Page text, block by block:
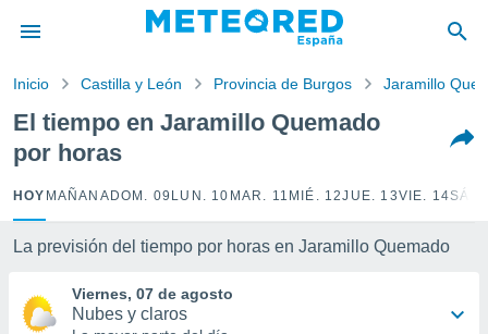
por
para
la
calidad.
a este
las
y
forma
Inicio Castilla y León Provincia de Burgos Jaramillo
El tiempo en Jaramillo Quemado
por horas
HOY MAÑANA DOM. 09 LUN. 10 MAR. 11 MIÉ. 12JUE. 13VIE. 14
La previsión del tiempo por horas en Jaramillo Quemado
Viernes, 07 de agosto
Nubes y claros